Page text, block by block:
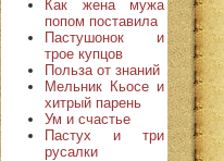
Как жена мужа
попом поставила
Пастушонок и
трое купцов
Польза от знаний
Мельник Кьосе и
хитрый парень
Ум и счастье
Пастух и три
русалки